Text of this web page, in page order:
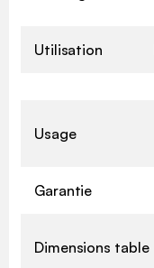
Utilisation
Usage
Garantie
Dimensions table